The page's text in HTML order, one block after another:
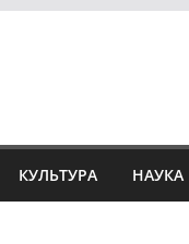
КУЛЬТУРА НАУКА